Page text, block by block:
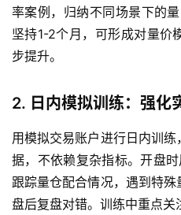
货
股
货
黄
金
期
货
率案例，归纳不同场景下的
坚持1-2个月，可形成对量价
步提升。
2. 日内模拟训练：强化
用模拟交易账户进行日内训
据，不依赖复杂指标。开盘
跟踪量仓配合情况，遇到特
盘后复盘对错。训练中重点关